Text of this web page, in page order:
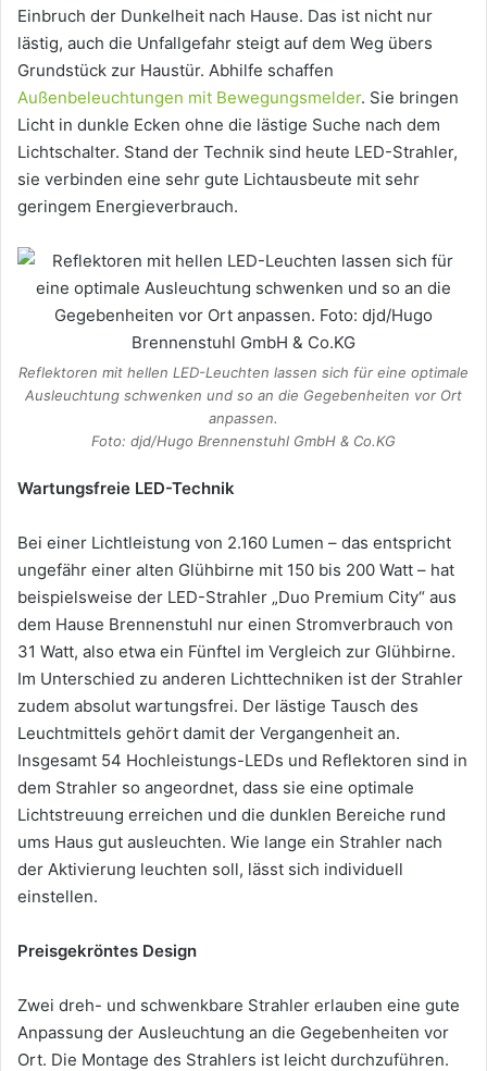
Einbruch der Dunkelheit nach Hause. Das ist nicht nur
lästig, auch die Unfallgefahr steigt auf dem Weg übers
Grundstück zur Haustür. Abhilfe schaffen
Außenbeleuchtungen mit Bewegungsmelder. Sie bringen
Licht in dunkle Ecken ohne die lästige Suche nach dem
Lichtschalter. Stand der Technik sind heute LED-Strahler,
sie verbinden eine sehr gute Lichtausbeute mit sehr
geringem Energieverbrauch.
Reflektoren mit hellen LED-Leuchten lassen sich für eine optimale
Ausleuchtung schwenken und so an die Gegebenheiten vor Ort
anpassen.
Foto: djd/Hugo Brennenstuhl GmbH & Co.KG
Wartungsfreie LED-Technik
Bei einer Lichtleistung von 2.160 Lumen – das entspricht
ungefähr einer alten Glühbirne mit 150 bis 200 Watt – hat
beispielsweise der LED-Strahler „Duo Premium City“ aus
dem Hause Brennenstuhl nur einen Stromverbrauch von
31 Watt, also etwa ein Fünftel im Vergleich zur Glühbirne.
Im Unterschied zu anderen Lichttechniken ist der Strahler
zudem absolut wartungsfrei. Der lästige Tausch des
Leuchtmittels gehört damit der Vergangenheit an.
Insgesamt 54 Hochleistungs-LEDs und Reflektoren sind in
dem Strahler so angeordnet, dass sie eine optimale
Lichtstreuung erreichen und die dunklen Bereiche rund
ums Haus gut ausleuchten. Wie lange ein Strahler nach
der Aktivierung leuchten soll, lässt sich individuell
einstellen.
Preisgekröntes Design
Zwei dreh- und schwenkbare Strahler erlauben eine gute
Anpassung der Ausleuchtung an die Gegebenheiten vor
Ort. Die Montage des Strahlers ist leicht durchzuführen.